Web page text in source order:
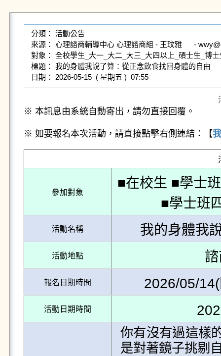
分類： 活動公告
來源： 心理諮商輔導中心 心理諮商組 - 王玟雅      -
對象： 全校學生_大一_大二_大三_大四以上_碩士生_博士
標題： 我的身體我說了算：從正念飲食找回身體的自由
日期： 2026-05-15  ( 星期五 )  07:55
※ 本訊息由系統自動寄出，請勿直接回覆。
※ 如要報名本次活動，請直接點擊右側連結：【
參加對象
■在校生 ■學士
■學士班
活動名稱 我的身體我
活動地點
報名日期時間 2026/05/
活動日期時間
你有沒有過這樣
是對著鏡子挑剔